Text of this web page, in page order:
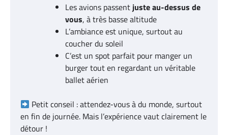
Les avions passent juste au-dessus de
vous, à très basse altitude
L’ambiance est unique, surtout au
coucher du soleil
C’est un spot parfait pour manger un
burger tout en regardant un véritable
ballet aérien
Petit conseil : attendez-vous à du monde, surtout
en fin de journée. Mais l’expérience vaut clairement le
détour !